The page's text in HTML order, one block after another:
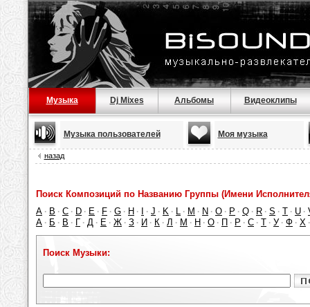
Музыка Dj Mixes Альбомы Видеоклипы
Музыка пользователей Моя музыка
назад
Поиск Композиций по Названию Группы (Имени
A · B · C · D · E · F · G · H · · J · K · L · M · N · O · P · Q · R · S · T · U ·
А · Б · В · Г · Д · Е · Ж · З · И · К · Л · М · Н · О · П · Р · С · Т · У · Ф · Х
Поиск Музыки: